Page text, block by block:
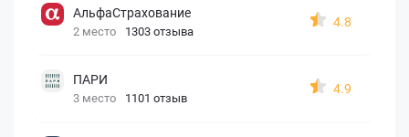
АльфаСтрахование
2 место 1303 отзыва
4.8
ПАРИ
3 место 1101 отзыв
4.9